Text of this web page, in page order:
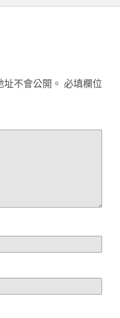
不會公開。 必填欄位